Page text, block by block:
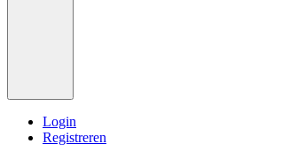
Login
Registreren